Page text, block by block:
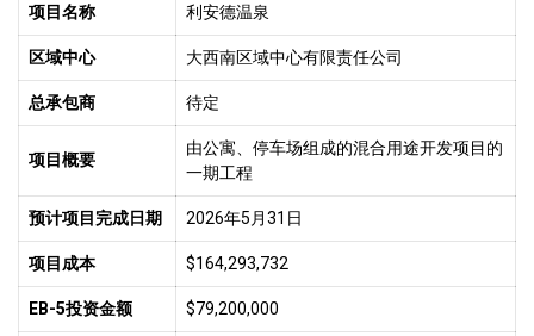
项目名称 利安德温泉
区域中心 大西南区域中心有限责任公司
总承包商 待定
项目概要
由公寓、停车场组成的混合用途开发项目的
一期工程
预计项目完成日期 2026年5月31日
项目成本 $164,293,732
EB-5投资金额 $79,200,000